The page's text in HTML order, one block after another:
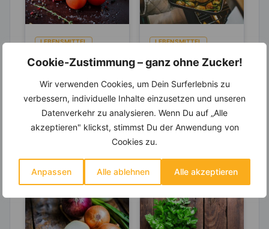
Cookie-Zustimmung – ganz ohne Zucker!
Wir verwenden Cookies, um Dein Surferlebnis zu
verbessern, individuelle Inhalte einzusetzen und unseren
Datenverkehr zu analysieren. Wenn Du auf „Alle
akzeptieren" klickst, stimmst Du der Anwendung von
Cookies zu.
Anpassen Alle ablehnen Alle akzeptieren
LEBENSMITTEL
Tomaten- Mehr
Stoffs Lycopin
durchs
Einkochen?
Tomaten belegen den
1. Platz unter den Top
10 der Gemüsesorten
in Deutschland. Rund
LEBENSMITTEL
Die besten
n für
Hühnerfleisch
Hühnerfleisch gehört
zu den beliebtesten
Fleischsorten in
Deutschland.
besonders gern
gegessen, denn sie...